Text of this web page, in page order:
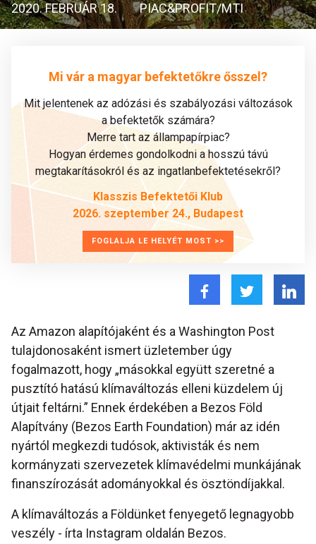
2020. FEBRUÁR 18. PIAC&PROFIT/MTI
Mi vár a magyar befektetőkre ősszel?
Mit jelentenek az adózási és szabályozási változások
a befektetők számára?
Merre tart az állampapírpiac?
Hogyan érdemes gondolkodni a hosszú távú
megtakarításokról és az ingatlanbefektetésekről?
Klasszis Befektetői Klub
2026. szeptember 24., Budapest
FOGLALJA LE HELYÉT MOST >>
Az Amazon alapítójaként és a Washington Post
tulajdonosaként ismert üzletember úgy
fogalmazott, hogy „másokkal együtt szeretné a
pusztító hatású klímaváltozás elleni küzdelem új
útjait feltárni.” Ennek érdekében a Bezos Föld
Alapítvány (Bezos Earth Foundation) már az idén
nyártól megkezdi tudósok, aktivisták és nem
kormányzati szervezetek klímavédelmi munkájának
finanszírozását adományokkal és ösztöndíjakkal.
A klímaváltozás a Földünket fenyegető legnagyobb
veszély - írta Instagram oldalán Bezos.